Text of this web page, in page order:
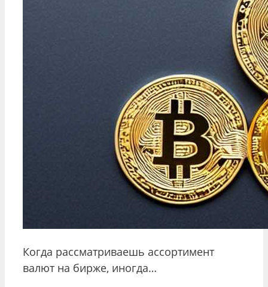
Когда рассматриваешь ассортимент
валют на бирже, иногда…